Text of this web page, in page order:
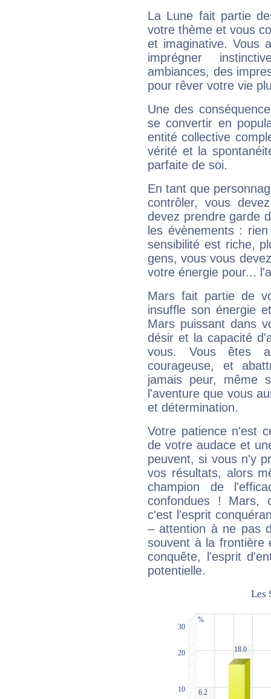
La Lune fait partie
votre thème et vous
et imaginative. Vous
imprégner
ambiances, des
pour rêver votre vie
Une des
se convertir en
entité collective
vérité et la
parfaite de soi.
En tant que
contrôler, vous
devez prendre garde
les évènements :
sensibilité est riche,
gens, vous vous
votre énergie pour...
Mars fait partie de
insuffle son énergie
Mars puissant dans
désir et la capacité
vous. Vous êtes
courageuse, et
jamais peur, même
l'aventure que vous
et détermination.
Votre patience n'est
de votre audace et
peuvent, si vous n'y
vos résultats, alors
champion de
confondues ! Mars,
c'est l'esprit
– attention à ne pas
souvent à la frontière
conquête, l'esprit
potentielle.